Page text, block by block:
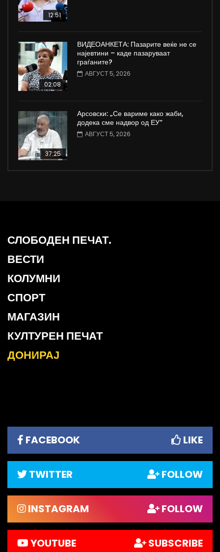
12:51
02:08
ВИДЕОАНКЕТА: Пазарите веќе не се
најевтини – каде пазаруваат
граѓаните?
АВГУСТ 5, 2026
37:25
Арсовски: „Се вариме како жаби,
додека сме надвор од ЕУ“
АВГУСТ 5, 2026
СЛОБОДЕН ПЕЧАТ.
ВЕСТИ
КОЛУМНИ
СПОРТ
МАГАЗИН
КУЛТУРЕН ПЕЧАТ
ДОНИРАЈ
FACEBOOK LIKE
TWITTER FOLLOW
INSTAGRAM FOLLOW
YOUTUBE SUBSCRIBE